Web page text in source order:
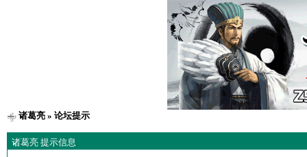
诸葛亮» 论坛提示
诸葛亮 提示信息